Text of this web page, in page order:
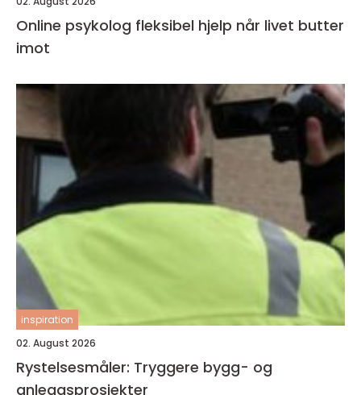
Online psykolog fleksibel hjelp når livet butter
imot
inspiration
02. August 2026
Rystelsesmåler: Tryggere bygg- og
anleggsprosjekter